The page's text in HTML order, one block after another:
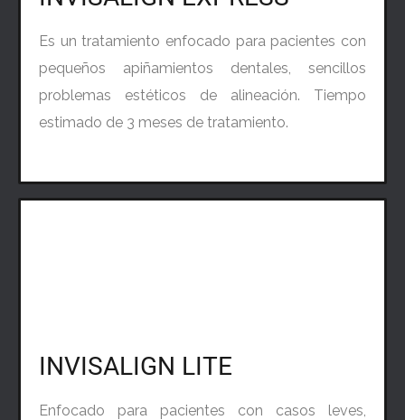
Es un tratamiento enfocado para pacientes con
pequeños apiñamientos dentales, sencillos
problemas estéticos de alineación. Tiempo
estimado de 3 meses de tratamiento.
INVISALIGN LITE
Enfocado para pacientes con casos leves,